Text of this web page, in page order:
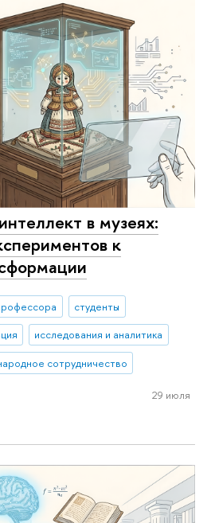
в музеях:
к
студенты
исследования и аналитика
сотрудничество
29 июля